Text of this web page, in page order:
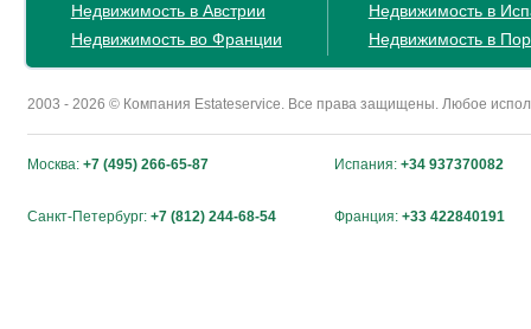
Недвижимость в Австрии
Недвижимость во Франции
Недвижимость в
Недвижимость в
2003 - 2026 © Компания Estateservice. Все права защищены. Любое
Москва: +7 (495) 266-65-87 Испания: +34 937370082
Санкт-Петербург: +7 (812) 244-68-54 Франция: +33 422840191